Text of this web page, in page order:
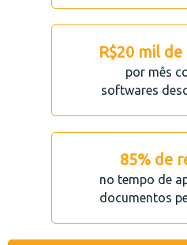
R$20 mil
por mês
softwares
85% de
no tempo de
documentos